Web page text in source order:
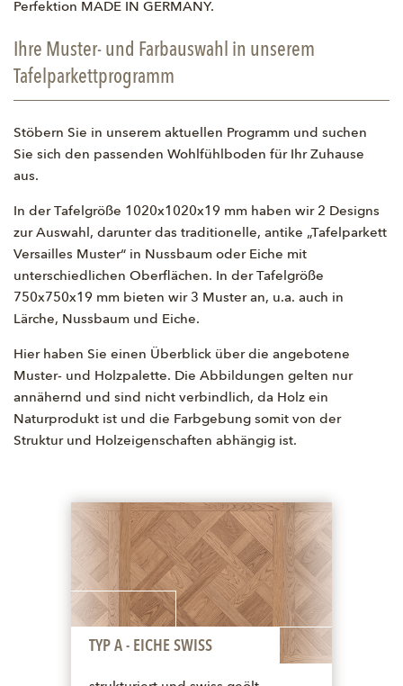
Perfektion MADE IN GERMANY.
Ihre Muster- und Farbauswahl in unserem
Tafelparkettprogramm
Stöbern Sie in unserem aktuellen Programm und suchen
Sie sich den passenden Wohlfühlboden für Ihr Zuhause
aus.
In der Tafelgröße 1020x1020x19 mm haben wir 2 Designs
zur Auswahl, darunter das traditionelle, antike „Tafelparkett
Versailles Muster“ in Nussbaum oder Eiche mit
unterschiedlichen Oberflächen. In der Tafelgröße
750x750x19 mm bieten wir 3 Muster an, u.a. auch in
Lärche, Nussbaum und Eiche.
Hier haben Sie einen Überblick über die angebotene
Muster- und Holzpalette. Die Abbildungen gelten nur
annähernd und sind nicht verbindlich, da Holz ein
Naturprodukt ist und die Farbgebung somit von der
Struktur und Holzeigenschaften abhängig ist.
TYP A - EICHE SWISS